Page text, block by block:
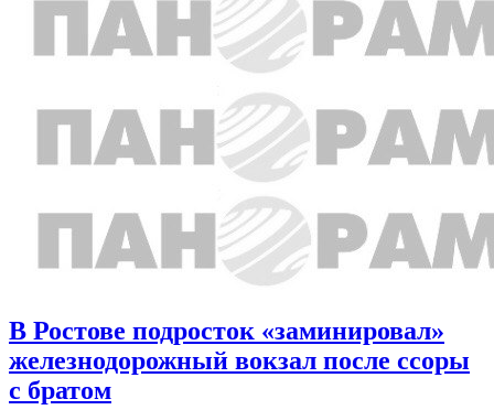
В Ростове подросток «заминировал»
железнодорожный вокзал после ссоры
с братом